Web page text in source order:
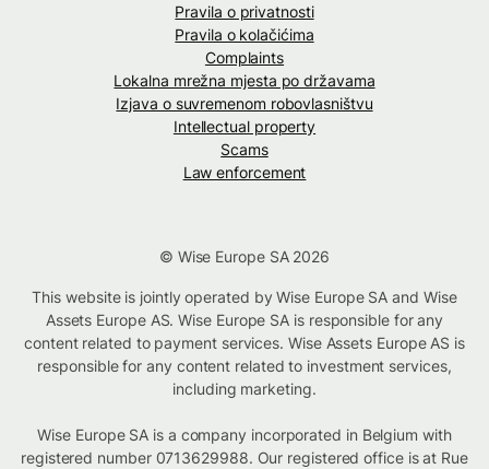
Pravila o privatnosti
Pravila o kolačićima
Complaints
Lokalna mrežna mjesta po državama
Izjava o suvremenom robovlasništvu
Intellectual property
Scams
Law enforcement
© Wise Europe SA 2026
This website is jointly operated by Wise Europe SA and Wise
Assets Europe AS. Wise Europe SA is responsible for any
content related to payment services. Wise Assets Europe AS is
responsible for any content related to investment services,
including marketing.
Wise Europe SA is a company incorporated in Belgium with
registered number 0713629988. Our registered office is at Rue